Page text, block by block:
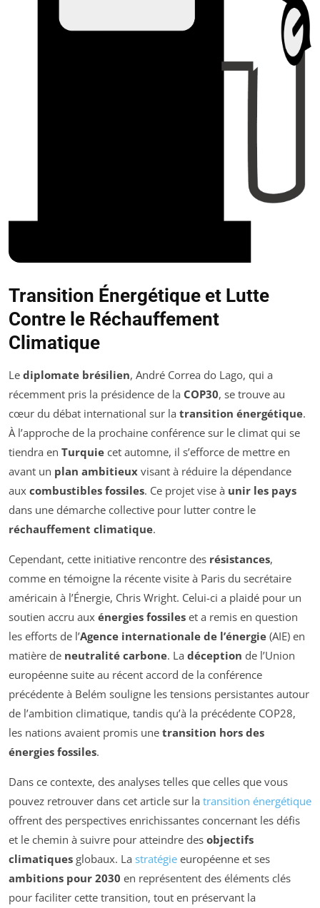
Transition Énergétique et Lutte
Contre le Réchauffement
Climatique
Le diplomate brésilien, André Correa do Lago, qui a
récemment pris la présidence de la COP30, se trouve au
cœur du débat international sur la transition énergétique.
À l’approche de la prochaine conférence sur le climat qui se
tiendra en Turquie cet automne, il s’efforce de mettre en
avant un plan ambitieux visant à réduire la dépendance
aux combustibles fossiles. Ce projet vise à unir les pays
dans une démarche collective pour lutter contre le
réchauffement climatique.
Cependant, cette initiative rencontre des résistances,
comme en témoigne la récente visite à Paris du secrétaire
américain à l’Énergie, Chris Wright. Celui-ci a plaidé pour un
soutien accru aux énergies fossiles et a remis en question
les efforts de l’Agence internationale de l’énergie (AIE) en
matière de neutralité carbone. La déception de l’Union
européenne suite au récent accord de la conférence
précédente à Belém souligne les tensions persistantes autour
de l’ambition climatique, tandis qu’à la précédente COP28,
les nations avaient promis une transition hors des
énergies fossiles.
Dans ce contexte, des analyses telles que celles que vous
pouvez retrouver dans cet article sur la transition énergétique
offrent des perspectives enrichissantes concernant les défis
et le chemin à suivre pour atteindre des objectifs
climatiques globaux. La stratégie européenne et ses
ambitions pour 2030 en représentent des éléments clés
pour faciliter cette transition, tout en préservant la